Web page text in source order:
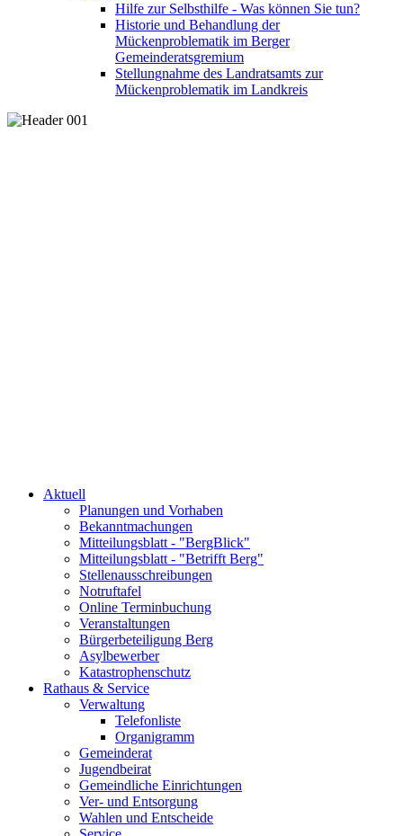
Hilfe zur Selbsthilfe - Was können Sie tun?
Historie und Behandlung der
Mückenproblematik im Berger
Gemeinderatsgremium
Stellungnahme des Landratsamts zur
Mückenproblematik im Landkreis
Aktuell
Planungen und Vorhaben
Bekanntmachungen
Mitteilungsblatt - "BergBlick"
Mitteilungsblatt - "Betrifft Berg"
Stellenausschreibungen
Notruftafel
Online Terminbuchung
Veranstaltungen
Bürgerbeteiligung Berg
Asylbewerber
Katastrophenschutz
Rathaus & Service
Verwaltung
Telefonliste
Organigramm
Gemeinderat
Jugendbeirat
Gemeindliche Einrichtungen
Ver- und Entsorgung
Wahlen und Entscheide